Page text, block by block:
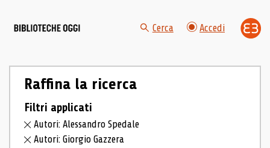
Cerca Accedi
Raffina la ricerca
Filtri applicati
Autori: Alessandro Spedale
Autori: Giorgio Gazzera